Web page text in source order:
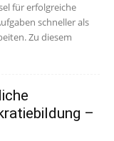
für erfolgreiche
schneller als
Zu diesem
–